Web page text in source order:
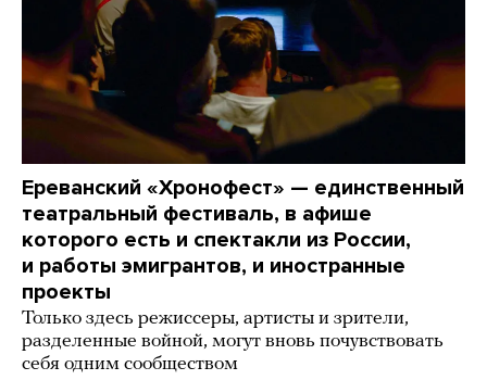
Ереванский «Хронофест» — единственный
театральный фестиваль, в афише
которого есть и спектакли из России,
и работы эмигрантов, и иностранные
проекты
Только здесь режиссеры, артисты и зрители,
разделенные войной, могут вновь почувствовать
себя одним сообществом